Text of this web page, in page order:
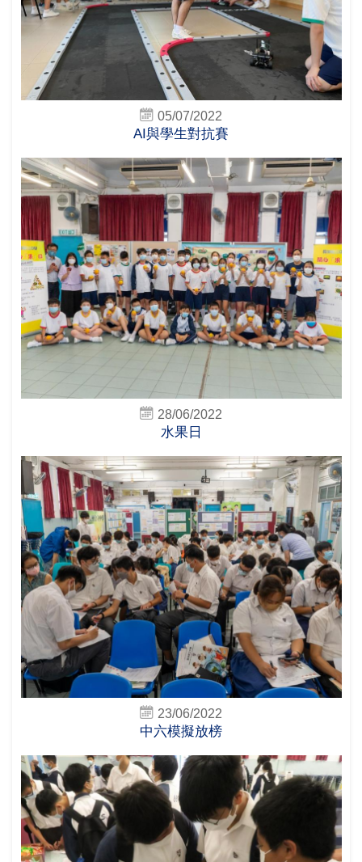
05/07/2022
AI與學生對抗賽
28/06/2022
水果日
23/06/2022
中六模擬放榜